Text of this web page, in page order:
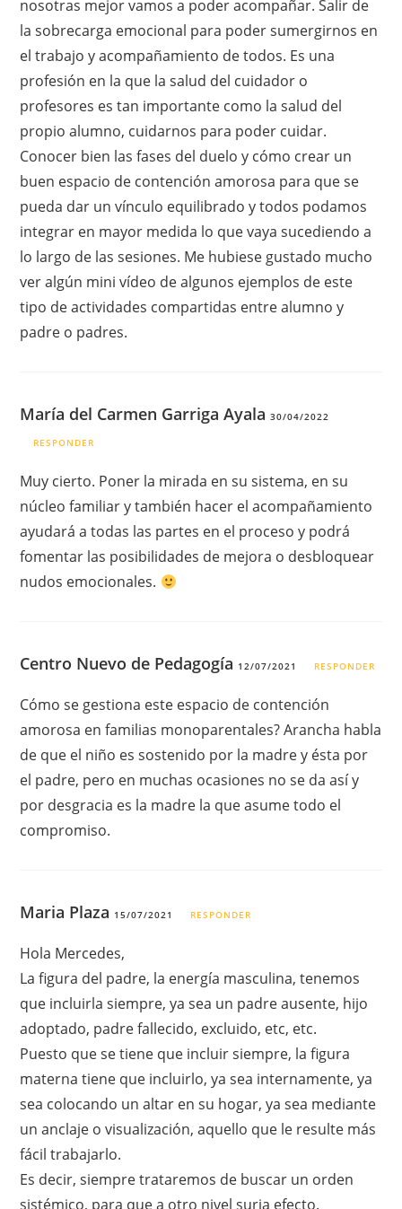
nosotras mejor vamos a poder acompañar. Salir de
la sobrecarga emocional para poder sumergirnos en
el trabajo y acompañamiento de todos. Es una
profesión en la que la salud del cuidador o
profesores es tan importante como la salud del
propio alumno, cuidarnos para poder cuidar.
Conocer bien las fases del duelo y cómo crear un
buen espacio de contención amorosa para que se
pueda dar un vínculo equilibrado y todos podamos
integrar en mayor medida lo que vaya sucediendo a
lo largo de las sesiones. Me hubiese gustado mucho
ver algún mini vídeo de algunos ejemplos de este
tipo de actividades compartidas entre alumno y
padre o padres.
María del Carmen Garriga Ayala30/04/2022
RESPONDER
Muy cierto. Poner la mirada en su sistema, en su
núcleo familiar y también hacer el acompañamiento
ayudará a todas las partes en el proceso y podrá
fomentar las posibilidades de mejora o desbloquear
nudos emocionales.
Centro Nuevo de Pedagogía 12/07/2021 RESPONDER
Cómo se gestiona este espacio de contención
amorosa en familias monoparentales? Arancha habla
de que el niño es sostenido por la madre y ésta por
el padre, pero en muchas ocasiones no se da así y
por desgracia es la madre la que asume todo el
compromiso.
Maria Plaza 15/07/2021 RESPONDER
Hola Mercedes,
La figura del padre, la energía masculina, tenemos
que incluirla siempre, ya sea un padre ausente, hijo
adoptado, padre fallecido, excluido, etc, etc.
Puesto que se tiene que incluir siempre, la figura
materna tiene que incluirlo, ya sea internamente, ya
sea colocando un altar en su hogar, ya sea mediante
un anclaje o visualización, aquello que le resulte más
fácil trabajarlo.
Es decir, siempre trataremos de buscar un orden
sistémico, para que a otro nivel surja efecto.